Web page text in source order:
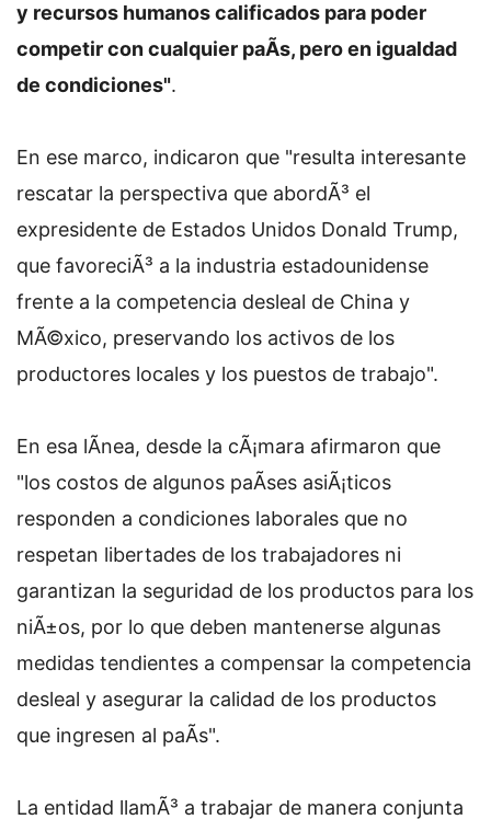
y recursos humanos calificados para poder
competir con cualquier paÃ­s, pero en igualdad
de condiciones".
En ese marco, indicaron que "resulta interesante
rescatar la perspectiva que abordÃ³ el
expresidente de Estados Unidos Donald Trump,
que favoreciÃ³ a la industria estadounidense
frente a la competencia desleal de China y
MÃ©xico, preservando los activos de los
productores locales y los puestos de trabajo".
En esa lÃ­nea, desde la cÃ¡mara afirmaron que
"los costos de algunos paÃ­ses asiÃ¡ticos
responden a condiciones laborales que no
respetan libertades de los trabajadores ni
garantizan la seguridad de los productos para los
niÃ±os, por lo que deben mantenerse algunas
medidas tendientes a compensar la competencia
desleal y asegurar la calidad de los productos
que ingresen al paÃ­s".
La entidad llamÃ³ a trabajar de manera conjunta